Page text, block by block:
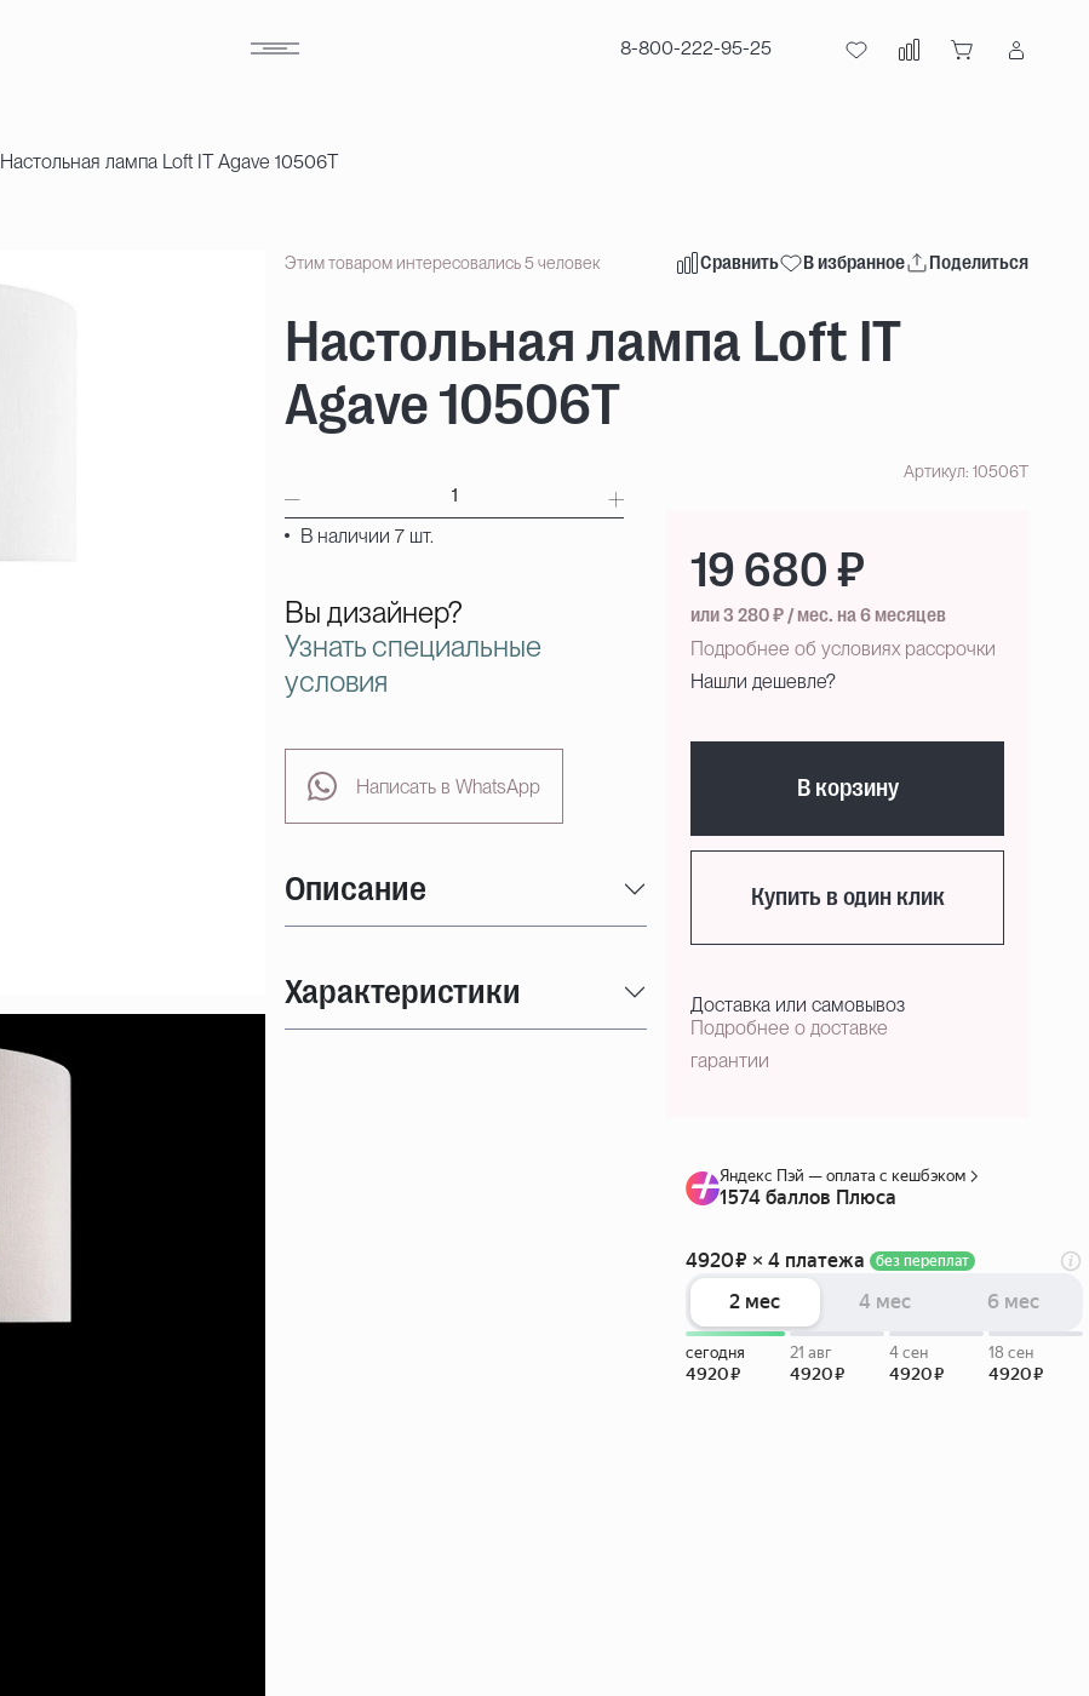
8-800-222-95-25
Настольная лампа Loft IT Agave 10506T
Этим товаром интересовались 5 человек Сравнить В избранное Поделиться
Настольная лампа Loft IT
Agave 10506T
В наличии 7 шт.
Вы дизайнер?
Узнать специальные
условия
Написать в WhatsApp
Описание
Характеристики
Артикул: 10506T
19 680 ₽
или 3 280 ₽ / мес. на 6 месяцев
Подробнее об условиях рассрочки
Нашли дешевле?
В корзину
Купить в один клик
Доставка или самовывоз
Подробнее о доставке
гарантии